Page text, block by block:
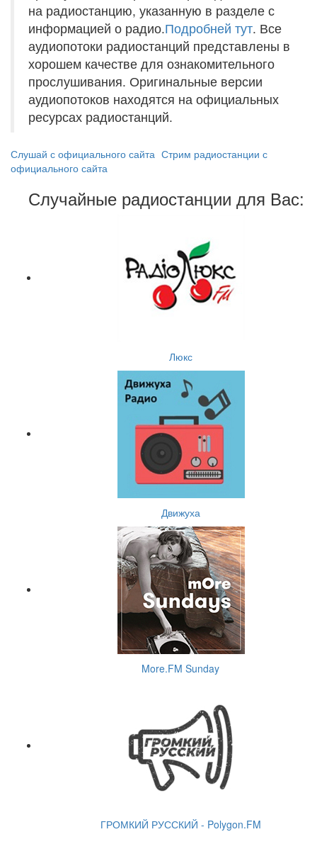
на радиостанцию, указанную в разделе с
информацией о радио.Подробней тут. Все
аудиопотоки радиостанций представлены в
хорошем качестве для ознакомительного
прослушивания. Оригинальные версии
аудиопотоков находятся на официальных
ресурсах радиостанций.
Слушай с официального сайта Стрим радиостанции с
официального сайта
Случайные радиостанции для Вас:
Люкс
Движуха
More.FM Sunday
ГРОМКИЙ РУССКИЙ - Polygon.FM